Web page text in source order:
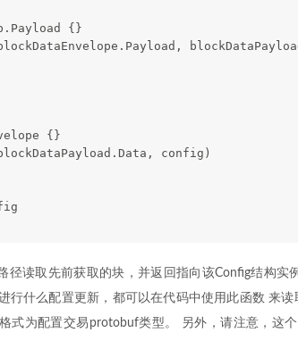
{}
{}
config)
径读取先前获取的块，并返回指向该Config结构实
行什么配置更新，都可以在代码中使用此函数 来读
式为配置交易protobuf类型。 另外，请注意，这